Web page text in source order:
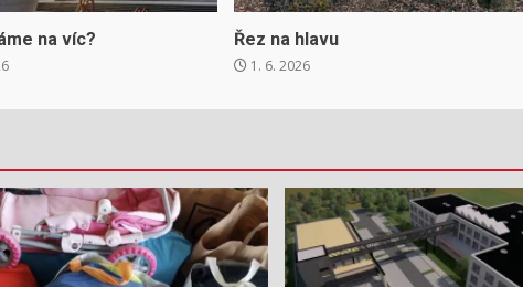
na víc? Řez na hlavu
1. 6. 2026